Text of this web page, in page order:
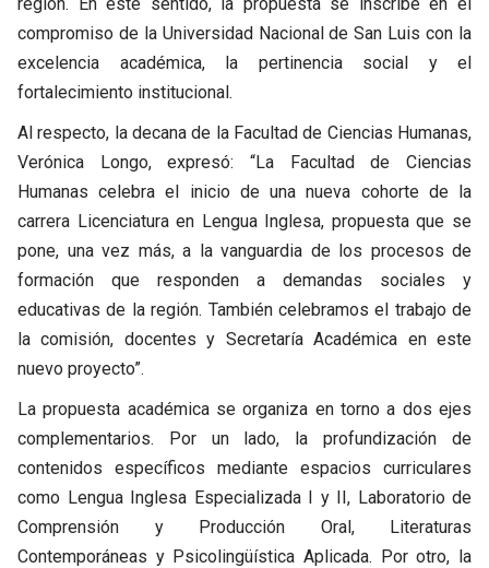
compromiso de la Universidad Nacional de San Luis con la
excelencia académica, la pertinencia social y el
fortalecimiento institucional.
Al respecto, la decana de la Facultad de Ciencias Humanas,
Verónica Longo, expresó: “La Facultad de Ciencias
Humanas celebra el inicio de una nueva cohorte de la
carrera Licenciatura en Lengua Inglesa, propuesta que se
pone, una vez más, a la vanguardia de los procesos de
formación que responden a demandas sociales y
educativas de la región. También celebramos el trabajo de
la comisión, docentes y Secretaría Académica en este
nuevo proyecto”.
La propuesta académica se organiza en torno a dos ejes
complementarios. Por un lado, la profundización de
contenidos específicos mediante espacios curriculares
como Lengua Inglesa Especializada I y II, Laboratorio de
Comprensión y Producción Oral, Literaturas
Contemporáneas y Psicolingüística Aplicada. Por otro, la